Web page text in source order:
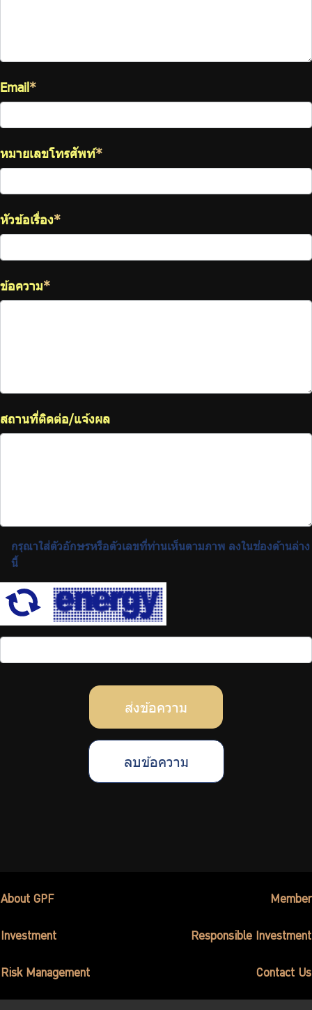
Email*
หมายเลขโทรศัพท์*
หัวข้อเรื่อง*
ข้อความ*
สถานที่ติดต่อ/แจ้งผล
กรุณาใส่ตัวอักษรหรือตัวเลขที่ท่านเห็นตามภาพ ลงในช่องด้านล่าง
นี้
ส่งข้อความ
ลบข้อความ
About GPF Member
Investment Responsible Investment
Risk Management Contact Us